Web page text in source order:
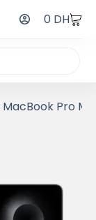
0 DH
Pro